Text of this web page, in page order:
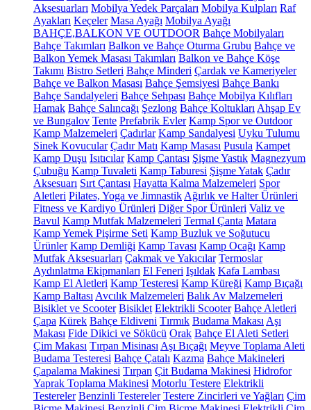
Aksesuarları Mobilya Yedek Parçaları Mobilya Kulpları Raf
Ayakları Keçeler Masa Ayağı Mobilya Ayağı
BAHÇE,BALKON VE OUTDOOR Bahçe Mobilyaları
Bahçe Takımları Balkon ve Bahçe Oturma Grubu Bahçe ve
Balkon Yemek Masası Takımları Balkon ve Bahçe Köşe
Takımı Bistro Setleri Bahçe Minderi Çardak ve Kameriyeler
Bahçe ve Balkon Masası Bahçe Şemsiyesi Bahçe Bankı
Bahçe Sandalyeleri Bahçe Sehpası Bahçe Mobilya Kılıfları
Hamak Bahçe Salıncağı Şezlong Bahçe Koltukları Ahşap Ev
ve Bungalov Tente Prefabrik Evler Kamp Spor ve Outdoor
Kamp Malzemeleri Çadırlar Kamp Sandalyesi Uyku Tulumu
Sinek Kovucular Çadır Matı Kamp Masası Pusula Kampet
Kamp Duşu Isıtıcılar Kamp Çantası Şişme Yastık Magnezyum
Çubuğu Kamp Tuvaleti Kamp Taburesi Şişme Yatak Çadır
Aksesuarı Sırt Çantası Hayatta Kalma Malzemeleri Spor
Aletleri Pilates, Yoga ve Jimnastik Ağırlık ve Halter Ürünleri
Fitness ve Kardiyo Ürünleri Diğer Spor Ürünleri Valiz ve
Bavul Kamp Mutfak Malzemeleri Termal Çanta Matara
Kamp Yemek Pişirme Seti Kamp Buzluk ve Soğutucu
Ürünler Kamp Demliği Kamp Tavası Kamp Ocağı Kamp
Mutfak Aksesuarları Çakmak ve Yakıcılar Termoslar
Aydınlatma Ekipmanları El Feneri Işıldak Kafa Lambası
Kamp El Aletleri Kamp Testeresi Kamp Küreği Kamp Bıçağı
Kamp Baltası Avcılık Malzemeleri Balık Av Malzemeleri
Bisiklet ve Scooter Bisiklet Elektrikli Scooter Bahçe Aletleri
Çapa Kürek Bahçe Eldiveni Tırmık Budama Makası Aşı
Makası Fide Dikici ve Sökücü Orak Bahçe El Aleti Setleri
Çim Makası Tırpan Misinası Aşı Bıçağı Meyve Toplama Aleti
Budama Testeresi Bahçe Çatalı Kazma Bahçe Makineleri
Çapalama Makinesi Tırpan Çit Budama Makinesi Hidrofor
Yaprak Toplama Makinesi Motorlu Testere Elektrikli
Testereler Benzinli Testereler Testere Zincirleri ve Yağları Çim